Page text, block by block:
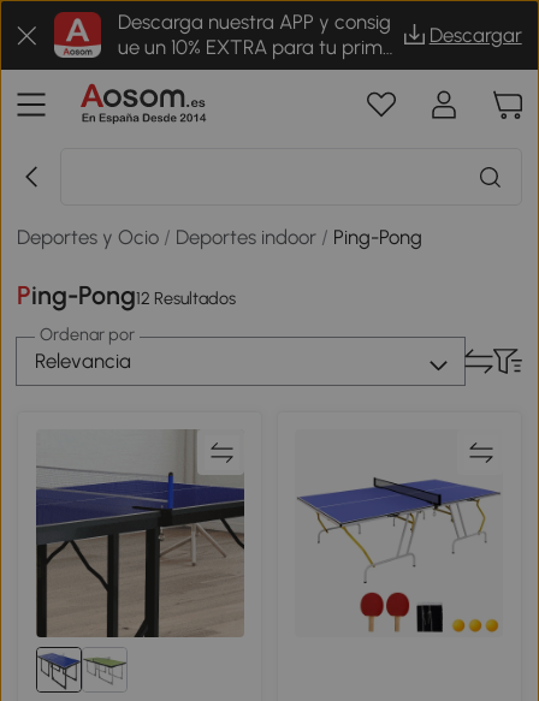
Descarga nuestra APP y consig
ue un 10% EXTRA para tu prime
r pedido
Descargar
Deportes y Ocio / Deportes indoor / Ping-Pong
Ping-Pong12 Resultados
Ordenar por
Relevancia